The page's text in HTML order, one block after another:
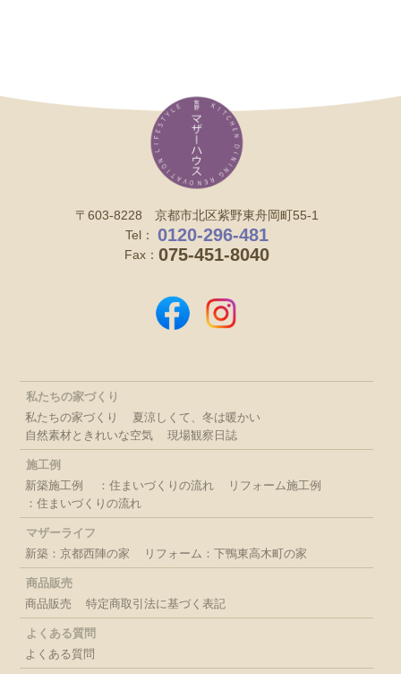
〒603-8228 京都市北区紫野東舟岡町55-1
Tel：
0120-296-481
Fax： 075-451-8040
私たちの家づくり
私たちの家づくり
夏涼しくて、冬は暖かい
自然素材ときれいな空気
現場観察日誌
施工例
新築施工例
：住まいづくりの流れ
リフォーム施工例
：住まいづくりの流れ
マザーライフ
新築：京都西陣の家
リフォーム：下鴨東高木町の家
商品販売
商品販売
特定商取引法に基づく表記
よくある質問
よくある質問